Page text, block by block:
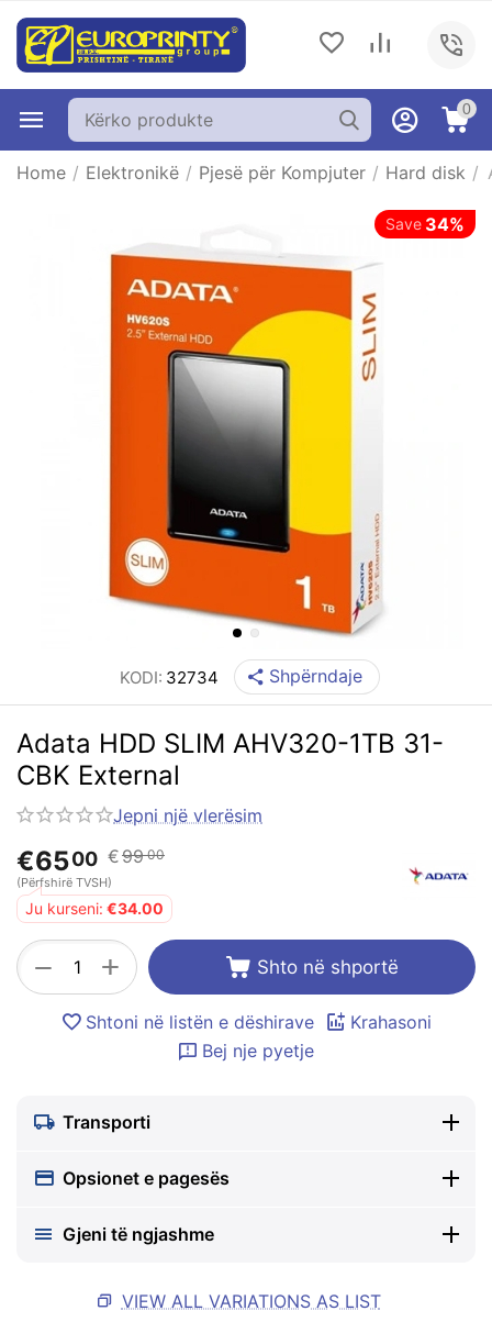
0
Home / Elektronikë / Pjesë për Kompjuter / Hard disk /
Save 34%
KODI: 32734 Shpërndaje
Adata HDD SLIM AHV320-1TB 31-
CBK External
Jepni një vlerësim
€6500 €99 00
(Përfshirë TVSH)
Ju kurseni: €34.00
+
− Shto në shportë
Shtoni në listën e dëshirave
Krahasoni
Bej nje pyetje
Transporti
Opsionet e pagesës
Gjeni të ngjashme
VIEW ALL VARIATIONS AS LIST